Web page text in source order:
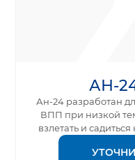
АН-
Ан-24 разработан
ВПП при низкой
взлетать и